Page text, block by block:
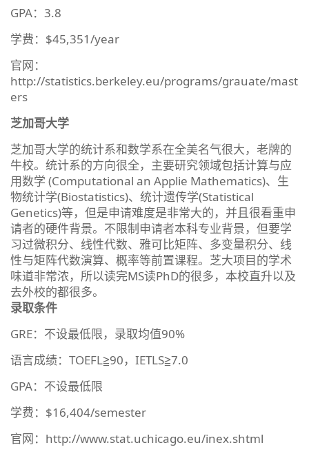
GPA：3.8
学费：$45,351/year
官网：
http://statistics.berkeley.eu/programs/grauate/mast
ers
芝加哥大学
芝加哥大学的统计系和数学系在全美名气很大，老牌的
牛校。统计系的方向很全，主要研究领域包括计算与应
用数学 (Computational an Applie Mathematics)、生
物统计学(Biostatistics)、统计遗传学(Statistical
Genetics)等，但是申请难度是非常大的，并且很看重申
请者的硬件背景。不限制申请者本科专业背景，但要学
习过微积分、线性代数、雅可比矩阵、多变量积分、线
性与矩阵代数演算、概率等前置课程。芝大项目的学术
味道非常浓，所以读完MS读PhD的很多，本校直升以及
去外校的都很多。
录取条件
GRE：不设最低限，录取均值90%
语言成绩：TOEFL≧90，IETLS≧7.0
GPA：不设最低限
学费：$16,404/semester
官网：http://www.stat.uchicago.eu/inex.shtml